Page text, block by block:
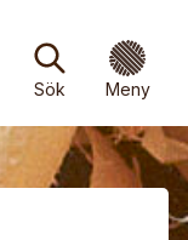
Stäng
Meny
Sök
Stäng